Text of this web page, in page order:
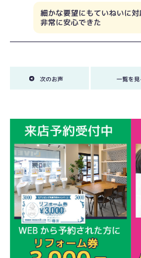
細かな要望にもていねいに
非常に安心できた
次のお声 一覧を見